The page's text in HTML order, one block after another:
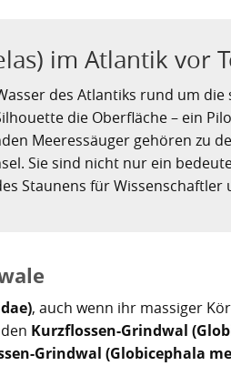
im Atlantik vor
des Atlantiks rund um
die Oberfläche – ein
Meeressäuger gehören zu
Sie sind nicht nur ein
Staunens für
, auch wenn ihr massiger
Kurzflossen-Grindwal
Grindwal (Globicephala